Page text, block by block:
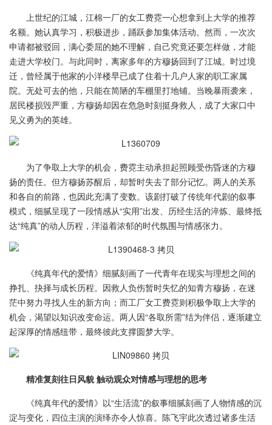
上世纪的江城，江棉一厂的女工费霓一心想拿到上大学的推荐
名额。她认真学习，积极进步，踊跃参加集体活动。然而，一次次
申请都被驳回，满心委屈的她不理解，自己究竟还要怎样做，才能
走进大学校门。与此同时，离家多年的方穆扬回到了江城。时过境
迁，曾经属于他家的小洋楼早已成了住着十几户人家的职工家属
院。无处可去的他，只能在简陋的车棚里打地铺。当晚暴雨袭来，
居民楼损毁严重，方穆扬却因在危急时刻挺身救人，成了大家口中
见义勇为的英雄。
为了争取上大学的机会，费霓主动承担起照顾受伤昏迷的方穆
扬的责任。但方穆扬苏醒后，却暂时失去了部分记忆。两人的关系
和各自的前路，也因此充满了变数。该剧打破了传统年代剧的叙事
模式，细腻呈现了一段情感从“实用”出发、历经生活的淬炼、最终抵
达“纯真”的动人历程，洋溢着浓郁的时代氛围与情感张力。
《纯真年代的爱情》细腻刻画了一代青年在现实与理想之间的
挣扎、抉择与成长历程。因救人负伤暂时失忆的知青方穆扬，在迷
茫中努力寻找人生的新方向；而工厂女工费霓则积极争取上大学的
机会，渴望以知识改变命运。两人因“各取所需”结为伴侣，逐渐建立
起深厚的情感纽带，最终彼此支撑圆梦大学。
精准复刻往日风貌 触动观众对情感与理想的思考
《纯真年代的爱情》以“生活流”的叙事细腻刻画了人物情感的沉
淀与变化，四位主演的演绎亦令人惊喜。陈飞宇此次透过诸多生活